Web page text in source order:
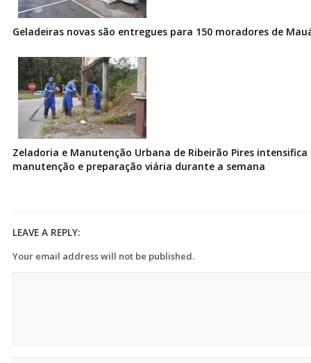
Geladeiras novas são entregues para 150 moradores de
Zeladoria e Manutenção Urbana de Ribeirão Pires intensifica
manutenção e preparação viária durante a semana
LEAVE A REPLY:
Your email address will not be published.